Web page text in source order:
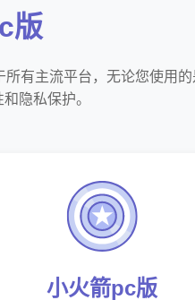
版
有主流平台，无论您使用
隐私保护。
小火箭pc版